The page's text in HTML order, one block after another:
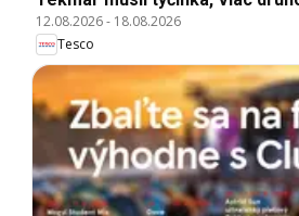
12.08.2026- 18.08.2026
Tesco